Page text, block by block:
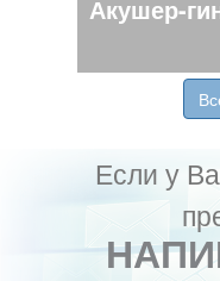
Акушер-
Если у